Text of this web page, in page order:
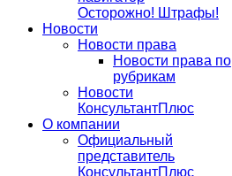
Осторожно! Штрафы!
Новости
Новости права
Новости права по
рубрикам
Новости
КонсультантПлюс
О компании
Официальный
представитель
КонсультантПлюс